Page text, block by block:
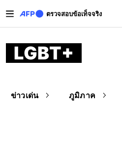
ตรวจสอบข้อเท็จจริง
LGBT+
ข่าวเด่น ภูมิภาค